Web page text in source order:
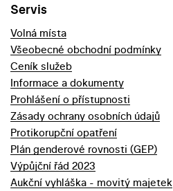
Servis
Volná místa
Všeobecné obchodní podmínky
Ceník služeb
Informace a dokumenty
Prohlášení o přístupnosti
Zásady ochrany osobních údajů
Protikorupční opatření
Plán genderové rovnosti (GEP)
Výpůjční řád 2023
Aukční vyhláška - movitý majetek